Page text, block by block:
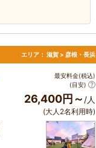
エリア： 滋賀 > 彦根・長浜
最安料金(税込)
(目安)
26,400円～ /人
(大人2名利用時)